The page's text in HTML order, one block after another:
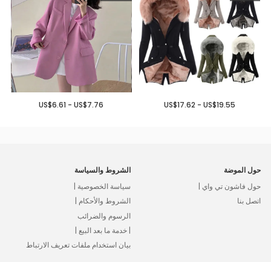
US$17.62 - US$19.55
US$6.61 - US$7.76
حول الموضة
حول فاشون تي واي |
اتصل بنا
الشروط والسياسة
سياسة الخصوصية |
الشروط والأحكام |
الرسوم والضرائب
| خدمة ما بعد البيع |
بيان استخدام ملفات تعريف الارتباط